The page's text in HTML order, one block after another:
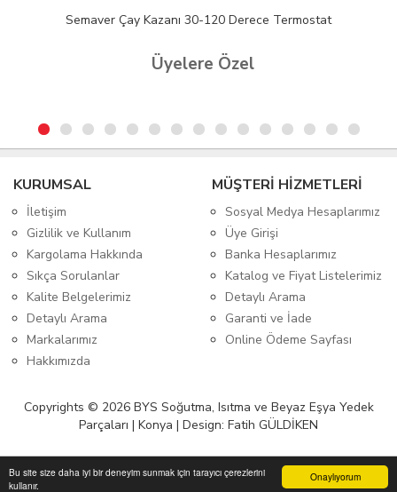
Onaylıyorum
Bu site size daha iyi bir deneyim sunmak için tarayıcı çerezlerini
kullanır.
Anasayfa Sipariş Takibi İletişim
Semaver Çay Kazanı 30-120 Derece Termostat
Üyelere Özel
KURUMSAL
İletişim
Gizlilik ve Kullanım
Kargolama Hakkında
Sıkça Sorulanlar
Kalite Belgelerimiz
Detaylı Arama
Markalarımız
Hakkımızda
MÜŞTERİ HİZMETLERİ
Sosyal Medya Hesaplarımız
Üye Girişi
Banka Hesaplarımız
Katalog ve Fiyat Listelerimiz
Detaylı Arama
Garanti ve İade
Online Ödeme Sayfası
Copyrights © 2026 BYS Soğutma, Isıtma ve Beyaz Eşya Yedek
Parçaları | Konya | Design: Fatih GÜLDİKEN